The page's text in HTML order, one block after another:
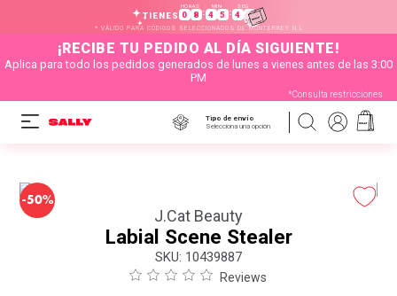
TIENES
HORAS
0 8 :
MIN
4 5 :
SEG
4 8
* VÁLIDO PARA CÓDIGOS SELECCIONADOS DE MONTERREY N.L
¡RECIBE TU PEDIDO AL DÍA SIGUIENTE!
Aplica para todo los pedidos generados de lunes a vienes antes de las 3:00
PM
*Consulta restricciones
Tipo de envío
Selecciona una opción
-50%
J.Cat Beauty
Labial Scene Stealer
: 10439887
Reviews